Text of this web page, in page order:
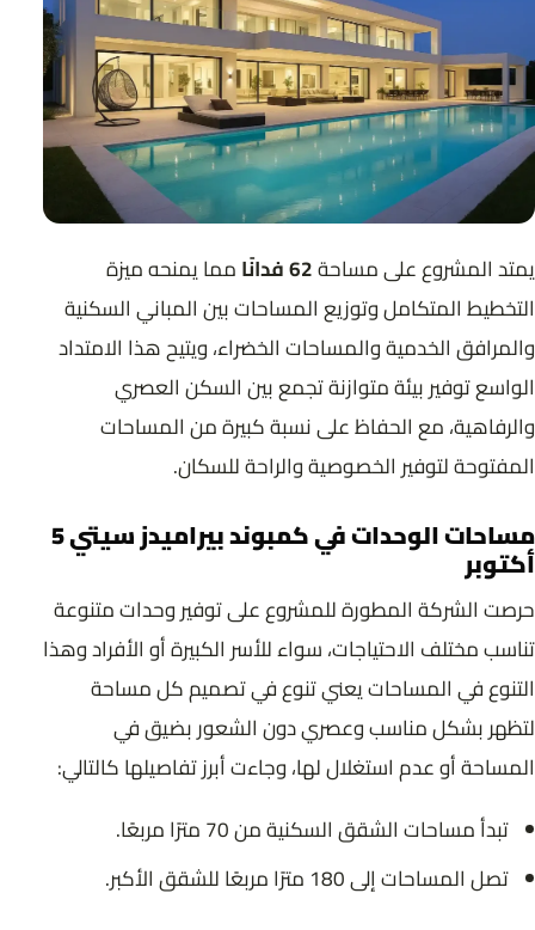
يمتد المشروع على مساحة62 فدانًا
مما يمنحه ميزة
التخطيط المتكامل وتوزيع المساحات بين المباني السكنية
والمرافق الخدمية والمساحات الخضراء، ويتيح هذا الامتداد
الواسع توفير بيئة متوازنة تجمع بين السكن العصري
والرفاهية، مع الحفاظ على نسبة كبيرة من المساحات
المفتوحة لتوفير الخصوصية والراحة للسكان.
مساحات الوحدات في كمبوند بيراميدز سيتي 5
أكتوبر
حرصت الشركة المطورة للمشروع على توفير وحدات متنوعة
تناسب مختلف الاحتياجات، سواء للأسر الكبيرة أو الأفراد وهذا
التنوع في المساحات يعني تنوع في تصميم كل مساحة
لتظهر بشكل مناسب وعصري دون الشعور بضيق في
المساحة أو عدم استغلال لها، وجاءت أبرز تفاصيلها كالتالي:
تبدأ مساحات الشقق السكنية من 70 مترًا مربعًا.
تصل المساحات إلى 180 مترًا مربعًا للشقق الأكبر.